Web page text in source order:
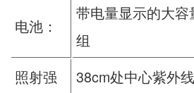
电池：
带电量显示的大
组
照射强
38cm处中心紫外